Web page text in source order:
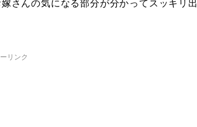
さんの気になる部分が分かってスッキリ出
リンク